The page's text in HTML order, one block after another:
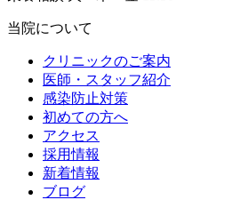
当院について
クリニックのご案内
医師・スタッフ紹介
感染防止対策
初めての方へ
アクセス
採用情報
新着情報
ブログ